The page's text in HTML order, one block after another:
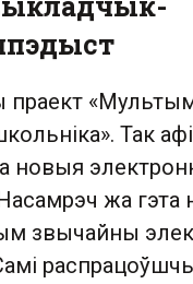
праект
Так
новыя
Насамрэч жа гэта
звычайны